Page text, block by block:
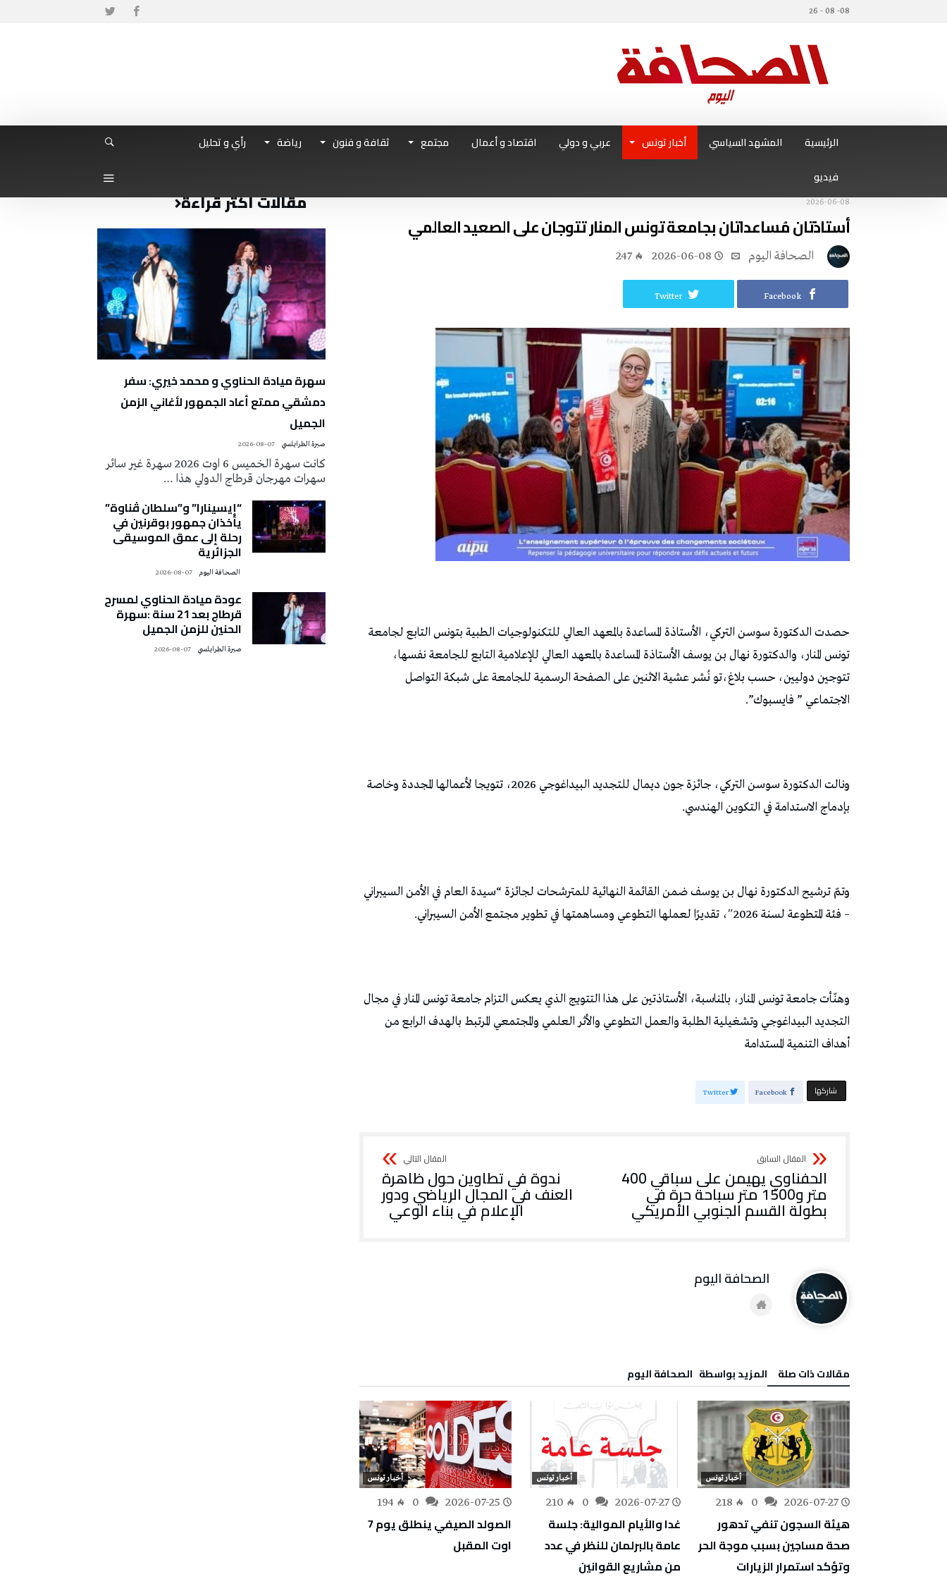
08- 08 - 26
الرئيسية المشهد السياسي أخبار تونس عربي و دولي اقتصاد و أعمال مجتمع ثقافة و فنون رياضة
رأي و تحليل
فيديو
2026-06-08
أستاذتان مُساعداتان بجامعة تونس المنار تتوجان على الصعيد العالمي
2026-06-08
247
Facebook
Twitter
حصدت الدكتورة سوسن التركي، الأستاذة المساعدة بالمعهد العالي للتكنولوجيات الطبية بتونس التابع لجامعة
تونس المنار، والدكتورة نهال بن يوسف الأستاذة المساعدة بالمعهد العالي للإعلامية التابع للجامعة نفسها،
تتوجين دوليين، حسب بلاغ،تو نُشر عشية الاثنين على الصفحة الرسمية للجامعة على شبكة التواصل
الاجتماعي ” فايسبوك”.
ونالت الدكتورة سوسن التركي، جائزة جون ديمال للتجديد البيداغوجي 2026، تتويجا لأعمالها المجددة وخاصة
بإدماج الاستدامة في التكوين الهندسي.
وتمّ ترشيح الدكتورة نهال بن يوسف ضمن القائمة النهائية للمترشحات لجائزة “سيدة العام في الأمن السيبراني
– فئة المتطوعة لسنة 2026″، تقديرًا لعملها التطوعي ومساهمتها في تطوير مجتمع الأمن السيبراني.
وهنّأت جامعة تونس المنار، بالمناسبة، الأستاذتين على هذا التتويج الذي يعكس التزام جامعة تونس المنار في مجال
التجديد البيداغوجي وتشغيلية الطلبة والعمل التطوعي والأثر العلمي والمجتمعي المرتبط بالهدف الرابع من
أهداف التنمية المستدامة
‫‫ شاركها‬ Facebook
Twitter
الحفناوي يهيمن على سباقي 400
متر و1500 متر سباحة حرة في
بطولة القسم الجنوبي الأمريكي
ندوة في تطاوين حول ظاهرة
العنف في المجال الرياضي ودور
الإعلام في بناء الوعي
‫مقالات ذات صلة‬ ‫‫المزيد بواسطة‬ ‬ ‭ ‬الصحافة‭ ‬اليوم
أخبار تونس
2026-07-27
218
هيئة السجون تنفي تدهور
صحة مساجين بسبب موجة الحر
وتؤكد استمرار الزيارات
أخبار تونس
2026-07-27
210
غدا والأيام الموالية: جلسة
عامة بالبرلمان للنظر في عدد
من مشاريع القوانين
أخبار تونس
2026-07-25
194
الصولد الصيفي ينطلق يوم 7
اوت المقبل
مقالات أكثر قراءة
سهرة ميادة الحناوي و محمد خيري: سفر
دمشقي ممتع أعاد الجمهور لأغاني الزمن
الجميل
صبرة الطرابلسي 2026-08-07
كانت سهرة الخميس 6 اوت 2026 سهرة غير سائر
سهرات مهرجان قرطاج الدولي هذا …
“إيسينارا” و”سلطان ڤناوة”
يأخذان جمهور بوقرنين في
رحلة إلى عمق الموسيقى
الجزائرية
2026-08-07
عودة ميادة الحناوي لمسرح
قرطاج بعد 21 سنة :سهرة
الحنين للزمن الجميل
صبرة الطرابلسي 2026-08-07